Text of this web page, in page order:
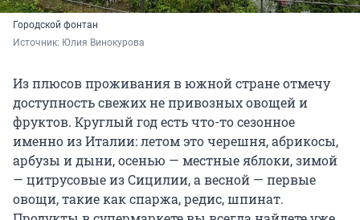
Городской фонтан
Источник: Юлия Винокурова
Из плюсов проживания в южной стране отмечу
доступность свежих не привозных овощей и
фруктов. Круглый год есть что-то сезонное
именно из Италии: летом это черешня, абрикосы,
арбузы и дыни, осенью — местные яблоки, зимой
— цитрусовые из Сицилии, а весной — первые
овощи, такие как спаржа, редис, шпинат.